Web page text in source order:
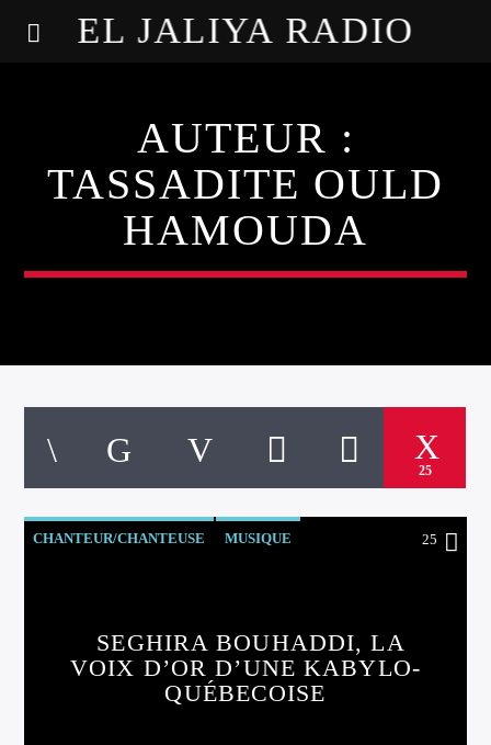
EL JALIYA RADIO
AUTEUR :
TASSADITE OULD
HAMOUDA
25
CHANTEUR/CHANTEUSE MUSIQUE 25
SEGHIRA BOUHADDI, LA
VOIX D’OR D’UNE KABYLO-
QUÉBECOISE